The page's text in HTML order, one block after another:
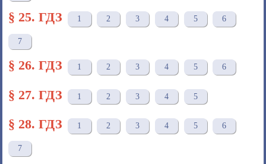
§ 25. ГДЗ 1 2 3 4 5 6
7
§ 26. ГДЗ 1 2 3 4 5 6
§ 27. ГДЗ 1 2 3 4 5
§ 28. ГДЗ 1 2 3 4 5 6
7